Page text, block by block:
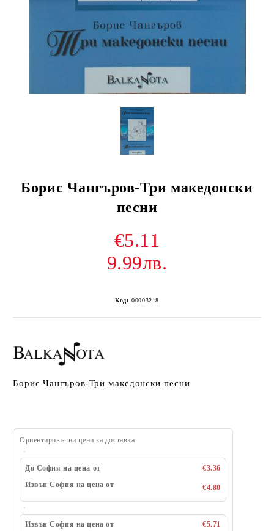
Борис Чангъров-Три македонски
песни
€5.11
9.99лв.
Код: 00003218
Борис Чангъров-Три македонски песни
Ориентировъчни цени за доставка
До София на цена от
€3.36
Извън София на цена от
€4.80
Извън София на цена от
€5.71